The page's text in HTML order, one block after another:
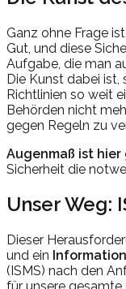
Ganz ohne Frage
Gut, und diese
Aufgabe, die man
Die Kunst dabei
Richtlinien so weit
Behörden nicht
gegen Regeln zu
Augenmaß ist
Sicherheit die
Unser Weg:
Dieser
und ein
(ISMS) nach den